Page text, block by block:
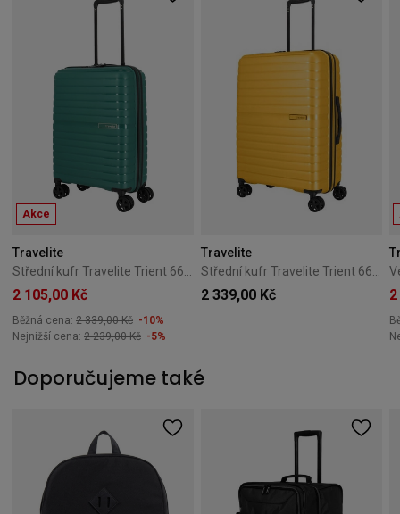
Akce
Travelite
2 105,00 Kč
Běžná cena: 2 339,00 Kč -10%
Nejnižší cena: 2 239,00 Kč -5%
Travelite
2 339,00 Kč
Doporučujeme také